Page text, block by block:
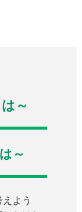
～
～
よう